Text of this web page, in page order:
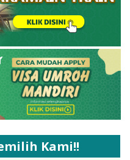
Kami!!